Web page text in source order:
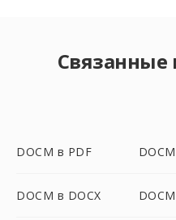
Связанные
DOCM в PDF
DOCM в DOCX